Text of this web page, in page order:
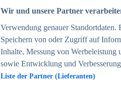
Wir und unsere Partner
Verwendung genauer
Speichern von oder Zugriff auf
Inhalte, Messung von
sowie Entwicklung und
Liste der Partner (Lieferanten)